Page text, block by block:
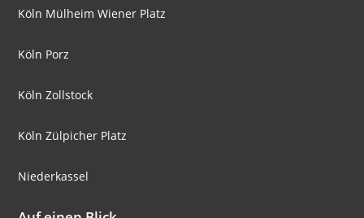
Köln Mülheim Wiener Platz
Köln Porz
Köln Zollstock
Köln Zülpicher Platz
Niederkassel